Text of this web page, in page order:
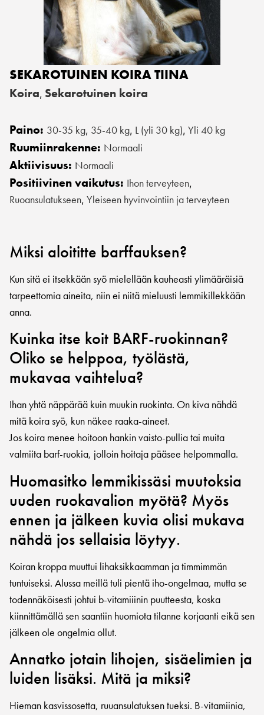
SEKAROTUINEN KOIRA TIINA
Koira, Sekarotuinen koira
Paino: 30-35 kg, 35-40 kg, L (yli 30 kg), Yli 40 kg
Ruumiinrakenne: Normaali
Aktiivisuus: Normaali
Positiivinen vaikutus: Ihon terveyteen,
Ruoansulatukseen, Yleiseen hyvinvointiin ja terveyteen
Miksi aloititte barffauksen?
Kun sitä ei itsekkään syö mielellään kauheasti ylimääräisiä
tarpeettomia aineita, niin ei niitä mieluusti lemmikillekkään
anna.
Kuinka itse koit BARF-ruokinnan?
Oliko se helppoa, työlästä,
mukavaa vaihtelua?
Ihan yhtä näppärää kuin muukin ruokinta. On kiva nähdä
mitä koira syö, kun näkee raaka-aineet.
Jos koira menee hoitoon hankin vaisto-pullia tai muita
valmiita barf-ruokia, jolloin hoitaja pääsee helpommalla.
Huomasitko lemmikissäsi muutoksia
uuden ruokavalion myötä? Myös
ennen ja jälkeen kuvia olisi mukava
nähdä jos sellaisia löytyy.
Koiran kroppa muuttui lihaksikkaamman ja timmimmän
tuntuiseksi. Alussa meillä tuli pientä iho-ongelmaa, mutta se
todennäköisesti johtui b-vitamiiinin puutteesta, koska
kiinnittämällä sen saantiin huomiota tilanne korjaanti eikä sen
jälkeen ole ongelmia ollut.
Annatko jotain lihojen, sisäelimien ja
luiden lisäksi. Mitä ja miksi?
Hieman kasvissosetta, ruuansulatuksen tueksi. B-vitamiinia,